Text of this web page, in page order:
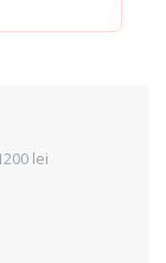
lei